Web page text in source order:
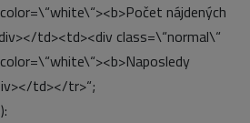
nájdených
td><td><div class=\“normal\“
td></tr>“;